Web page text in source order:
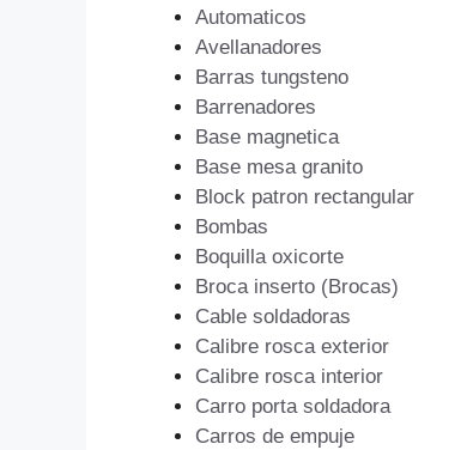
Automaticos
Avellanadores
Barras tungsteno
Barrenadores
Base magnetica
Base mesa granito
Block patron rectangular
Bombas
Boquilla oxicorte
Broca inserto (Brocas)
Cable soldadoras
Calibre rosca exterior
Calibre rosca interior
Carro porta soldadora
Carros de empuje